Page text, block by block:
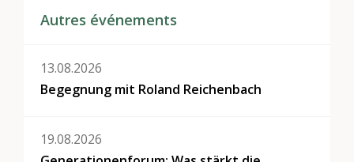
Autres événements
13.08.2026
Begegnung mit Roland Reichenbach
19.08.2026